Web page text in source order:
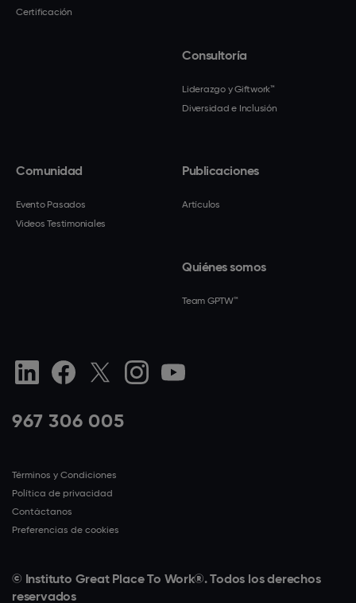
Certificación
Consultoría
Liderazgo y Giftwork™
Diversidad e Inclusión
Comunidad
Evento Pasados
Videos Testimoniales
Publicaciones
Artículos
Quiénes somos
Team GPTW™
967 306 005
Términos y Condiciones
Política de privacidad
Contáctanos
Preferencias de cookies
© Instituto Great Place To Work®. Todos los derechos
reservados